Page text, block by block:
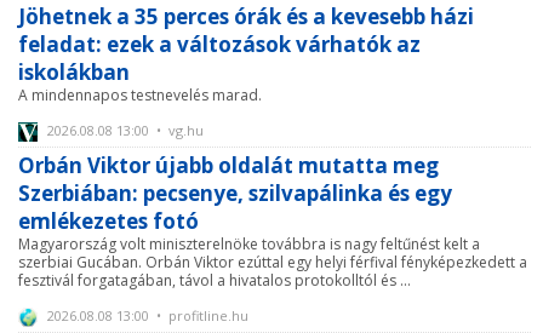
Jöhetnek a 35 perces órák és a kevesebb házi
feladat: ezek a változások várhatók az
iskolákban
A mindennapos testnevelés marad.
2026.08.08 13:00 • vg.hu
Orbán Viktor újabb oldalát mutatta meg
Szerbiában: pecsenye, szilvapálinka és egy
emlékezetes fotó
Magyarország volt miniszterelnöke továbbra is nagy feltűnést kelt a
szerbiai Gucában. Orbán Viktor ezúttal egy helyi férfival fényképezkedett a
fesztivál forgatagában, távol a hivatalos protokolltól és ...
2026.08.08 13:00 • profitline.hu